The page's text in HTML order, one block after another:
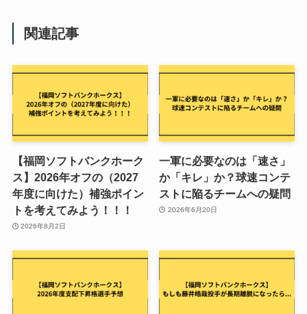
関連記事
【福岡ソフトバンクホーク
ス】2026年オフの（2027
年度に向けた）補強ポイン
トを考えてみよう！！！
2026年8月2日
一軍に必要なのは「速さ」
か「キレ」か？球速コンテ
ストに陥るチームへの疑問
2026年6月20日